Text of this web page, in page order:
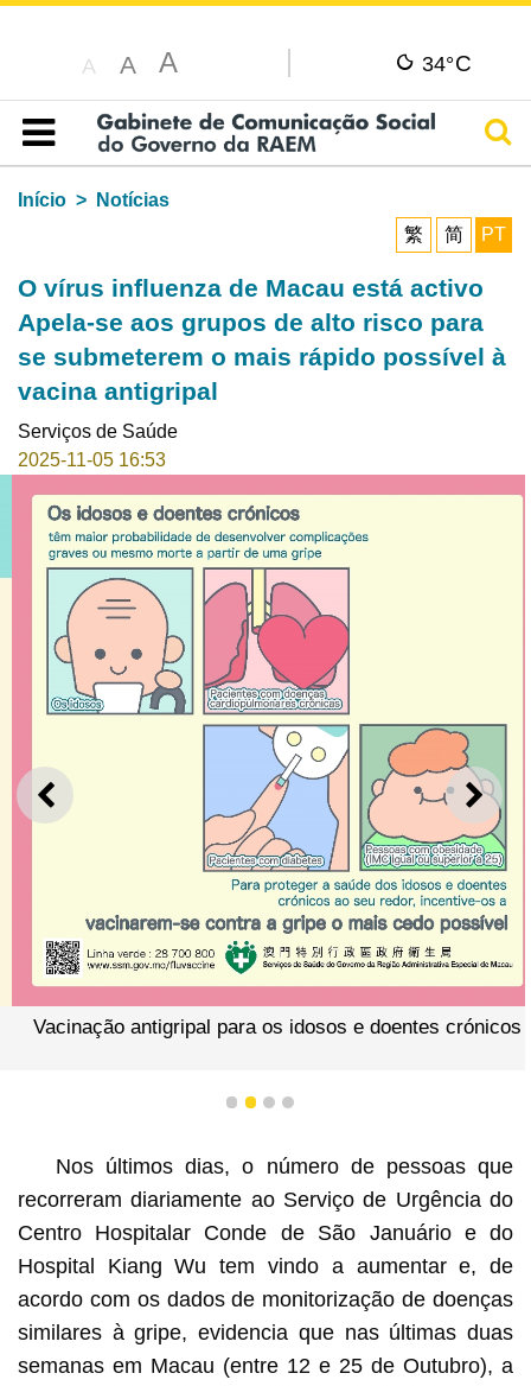
A A A 34°C
Índice
Início
Notícias
繁
简 PT
O vírus influenza de Macau está activo
Apela-se aos grupos de alto risco para
se submeterem o mais rápido possível à
vacina antigripal
Serviços de Saúde
2025-11-05 16:53
ANTERIOR
Vacinação antigripal para os idosos e doentes crónicos
1 2 3 4
Nos últimos dias, o número de pessoas que
recorreram diariamente ao Serviço de Urgência do
Centro Hospitalar Conde de São Januário e do
Hospital Kiang Wu tem vindo a aumentar e, de
acordo com os dados de monitorização de doenças
similares à gripe, evidencia que nas últimas duas
semanas em Macau (entre 12 e 25 de Outubro), a